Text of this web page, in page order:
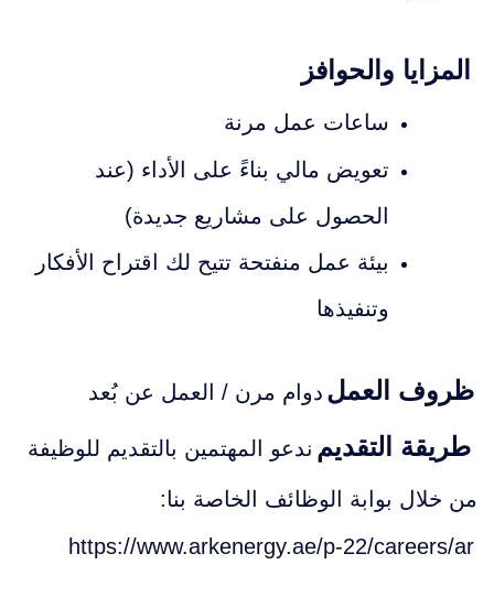
المزايا والحوافز
ساعات عمل مرنة
تعويض مالي بناءً على الأداء (عند
الحصول على مشاريع جديدة)
بيئة عمل منفتحة تتيح لك اقتراح الأفكار
وتنفيذها
ظروف العمل دوام مرن / العمل عن بُعد
طريقة التقديم ندعو المهتمين بالتقديم للوظيفة
من خلال بوابة الوظائف الخاصة بنا:
https://www.arkenergy.ae/p-22/careers/ar